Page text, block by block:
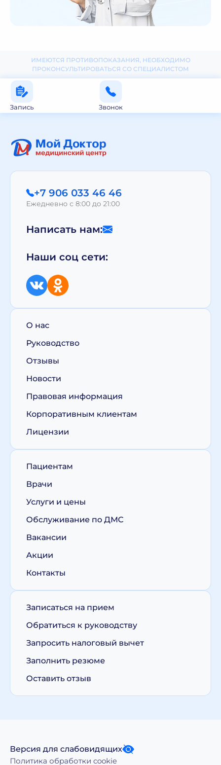
ИМЕЮТСЯ ПРОТИВОПОКАЗАНИЯ, НЕОБХОДИМО
ПРОКОНСУЛЬТИРОВАТЬСЯ СО СПЕЦИАЛИСТОМ
Запись Звонок
+7 906 033 46 46
Ежедневно с 8:00 до 21:00
Написать нам:
Наши соц сети:
О нас
Руководство
Отзывы
Новости
Правовая информация
Корпоративным клиентам
Лицензии
Пациентам
Врачи
Услуги и цены
Обслуживание по ДМС
Вакансии
Акции
Контакты
Записаться на прием
Обратиться к руководству
Запросить налоговый вычет
Заполнить резюме
Оставить отзыв
Версия для слабовидящих
Политика обработки cookie